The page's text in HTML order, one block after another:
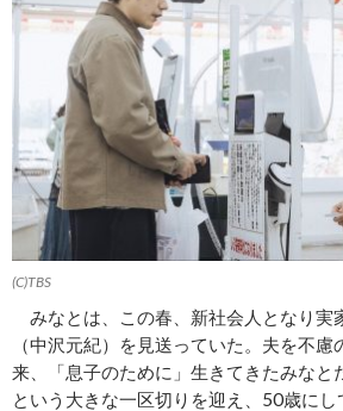
(C)TBS
みなとは、この春、新社会人となり実
（中沢元紀）を見送っていた。夫を不慮
来、「息子のために」生きてきたみなと
という大きな一区切りを迎え、50歳に